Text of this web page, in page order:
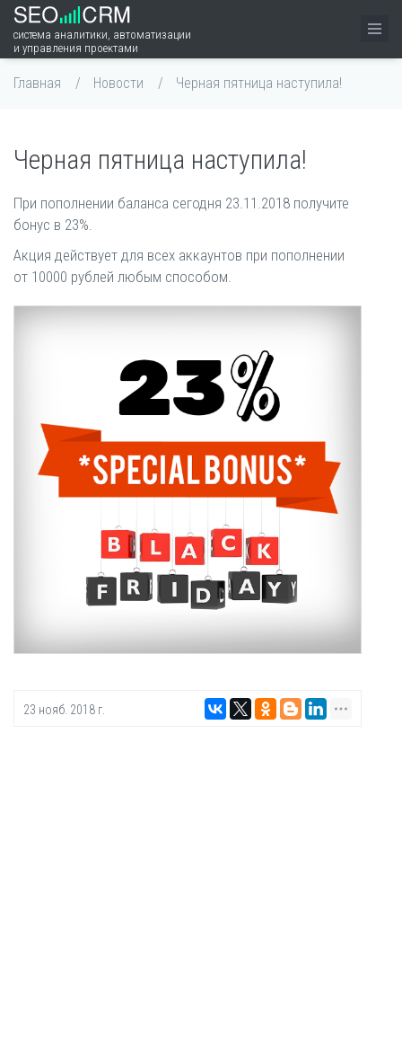
система аналитики, автоматизации
и управления проектами
Главная Новости Черная пятница наступила!
Черная пятница наступила!
При пополнении баланса сегодня 23.11.2018 получите
бонус в 23%.
Акция действует для всех аккаунтов при пополнении
от 10000 рублей любым способом.
23 нояб. 2018 г.